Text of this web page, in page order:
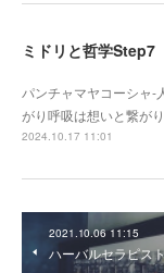
ミドリと哲学Step7
パンチャマヤコーシャ-
がり呼吸は想いと繋が
2024.10.17 11:01
2021.10.06 11:15
ハーバルセラピス